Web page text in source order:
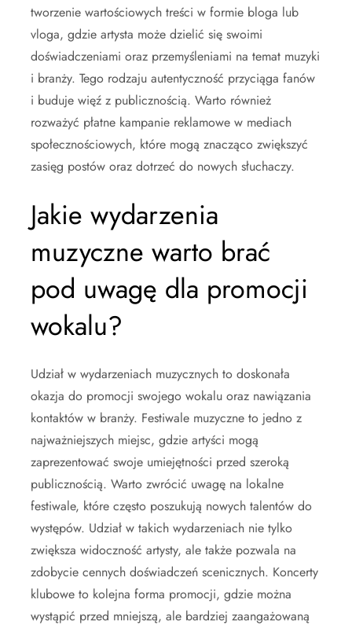
tworzenie wartościowych treści w formie bloga lub
vloga, gdzie artysta może dzielić się swoimi
doświadczeniami oraz przemyśleniami na temat muzyki
i branży. Tego rodzaju autentyczność przyciąga fanów
i buduje więź z publicznością. Warto również
rozważyć płatne kampanie reklamowe w mediach
społecznościowych, które mogą znacząco zwiększyć
zasięg postów oraz dotrzeć do nowych słuchaczy.
Jakie wydarzenia
muzyczne warto brać
pod uwagę dla promocji
wokalu?
Udział w wydarzeniach muzycznych to doskonała
okazja do promocji swojego wokalu oraz nawiązania
kontaktów w branży. Festiwale muzyczne to jedno z
najważniejszych miejsc, gdzie artyści mogą
zaprezentować swoje umiejętności przed szeroką
publicznością. Warto zwrócić uwagę na lokalne
festiwale, które często poszukują nowych talentów do
występów. Udział w takich wydarzeniach nie tylko
zwiększa widoczność artysty, ale także pozwala na
zdobycie cennych doświadczeń scenicznych. Koncerty
klubowe to kolejna forma promocji, gdzie można
wystąpić przed mniejszą, ale bardziej zaangażowaną